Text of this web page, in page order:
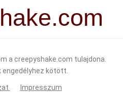
a creepyshake.com tulajdona.
engedélyhez kötött.
Impresszum